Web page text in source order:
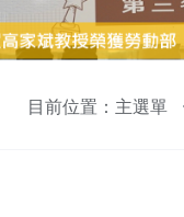
目前位置：主選單